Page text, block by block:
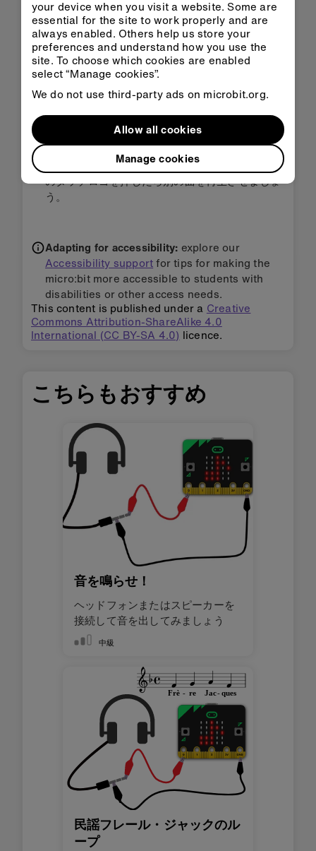
ステップ3: 改善する
曲を「プレリュード」や「ジ・エンターテイナ
ー」に変更してみましょう。
初から入っている音のリスト をここで見つけるこ
選択した曲によって異なるマーク、文字、数字や
単語を表示してみましょう。
振るか、ボタンAとBを同時に押すか、micro:bit
のタッチロゴを押したら別の曲を再生させましょ
う。
Adapting for accessibility: explore our
Accessibility supportfor tips for making the
micro:bit more accessible to students with
disabilities or other access needs.
This content is published under a Creative
Commons Attribution-ShareAlike 4.0
International (CC BY-SA 4.0) licence.
こちらもおすすめ
音を鳴らせ！
ヘッドフォンまたはスピーカーを
接続して音を出してみましょう
中級
民謡フレール・ジャックのル
ープ
your device when you visit a website. Some are
essential for the site to work properly and are
always enabled. Others help us store your
preferences and understand how you use the
site. To choose which cookies are enabled
select “Manage cookies”.
We do not use third-party ads on microbit.org.
Manage cookies
Allow all cookies